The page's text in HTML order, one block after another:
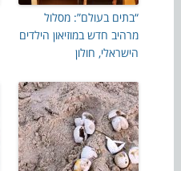
“בתים בעולם”: מסלול
מרהיב חדש במוזיאון הילדים
הישראלי, חולון